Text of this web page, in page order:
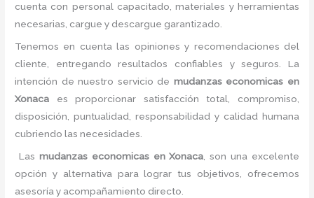
cuenta con personal capacitado, materiales y herramientas
necesarias, cargue y descargue garantizado.
Tenemos en cuenta las opiniones y recomendaciones del
cliente, entregando resultados confiables y seguros. La
intención de nuestro servicio de mudanzas economicas en
Xonaca es proporcionar satisfacción total, compromiso,
disposición, puntualidad, responsabilidad y calidad humana
cubriendo las necesidades.
Las mudanzas economicas en Xonaca , son una excelente
opción y alternativa para lograr tus objetivos, ofrecemos
asesoría y acompañamiento directo.